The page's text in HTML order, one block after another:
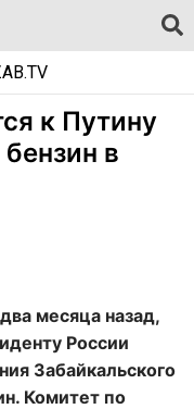
к Путину
в
месяца назад,
России
Забайкальского
Комитет по